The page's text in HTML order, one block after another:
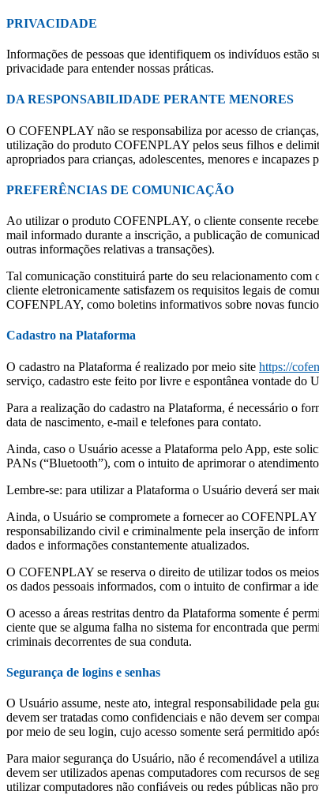
PRIVACIDADE
Informações de pessoas que identifiquem os indivíduos estão
privacidade para entender nossas práticas.
DA RESPONSABILIDADE PERANTE MENORES
O COFENPLAY não se responsabiliza por acesso de
utilização do produto COFENPLAY pelos seus filhos e
apropriados para crianças, adolescentes, menores e
PREFERÊNCIAS DE COMUNICAÇÃO
Ao utilizar o produto COFENPLAY, o cliente consente
mail informado durante a inscrição, a publicação de
outras informações relativas a transações).
Tal comunicação constituirá parte do seu relacionamento
cliente eletronicamente satisfazem os requisitos legais de
COFENPLAY, como boletins informativos sobre novas
Cadastro na Plataforma
O cadastro na Plataforma é realizado por meio site https://
serviço, cadastro este feito por livre e espontânea vontade do
Para a realização do cadastro na Plataforma, é necessário o
data de nascimento, e-mail e telefones para contato.
Ainda, caso o Usuário acesse a Plataforma pelo App, este
PANs (“Bluetooth”), com o intuito de aprimorar o
Lembre-se: para utilizar a Plataforma o Usuário deverá ser
Ainda, o Usuário se compromete a fornecer ao COFENPLAY
responsabilizando civil e criminalmente pela inserção de
dados e informações constantemente atualizados.
O COFENPLAY se reserva o direito de utilizar todos os
os dados pessoais informados, com o intuito de confirmar a
O acesso a áreas restritas dentro da Plataforma somente é
ciente que se alguma falha no sistema for encontrada que
criminais decorrentes de sua conduta.
Segurança de logins e senhas
O Usuário assume, neste ato, integral responsabilidade pela
devem ser tratadas como confidenciais e não devem ser
por meio de seu login, cujo acesso somente será permitido
Para maior segurança do Usuário, não é recomendável a
devem ser utilizados apenas computadores com recursos de
utilizar computadores não confiáveis ou redes públicas não